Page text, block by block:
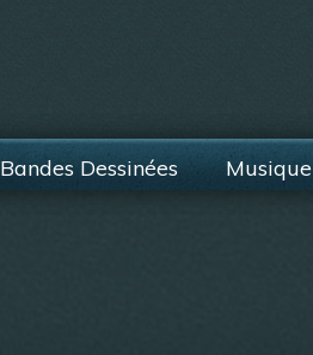
Bandes Dessinées Musique